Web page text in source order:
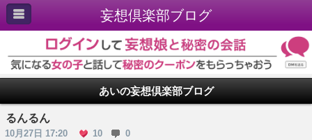
妄想倶楽部ブログ
あいの妄想倶楽部ブログ
るんるん
10月27日 17:20 10 0